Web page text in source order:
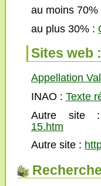
au moins 70%
au plus 30% :
Sites web :
Appellation
INAO : Texte
Autre site
15.htm
Autre site :